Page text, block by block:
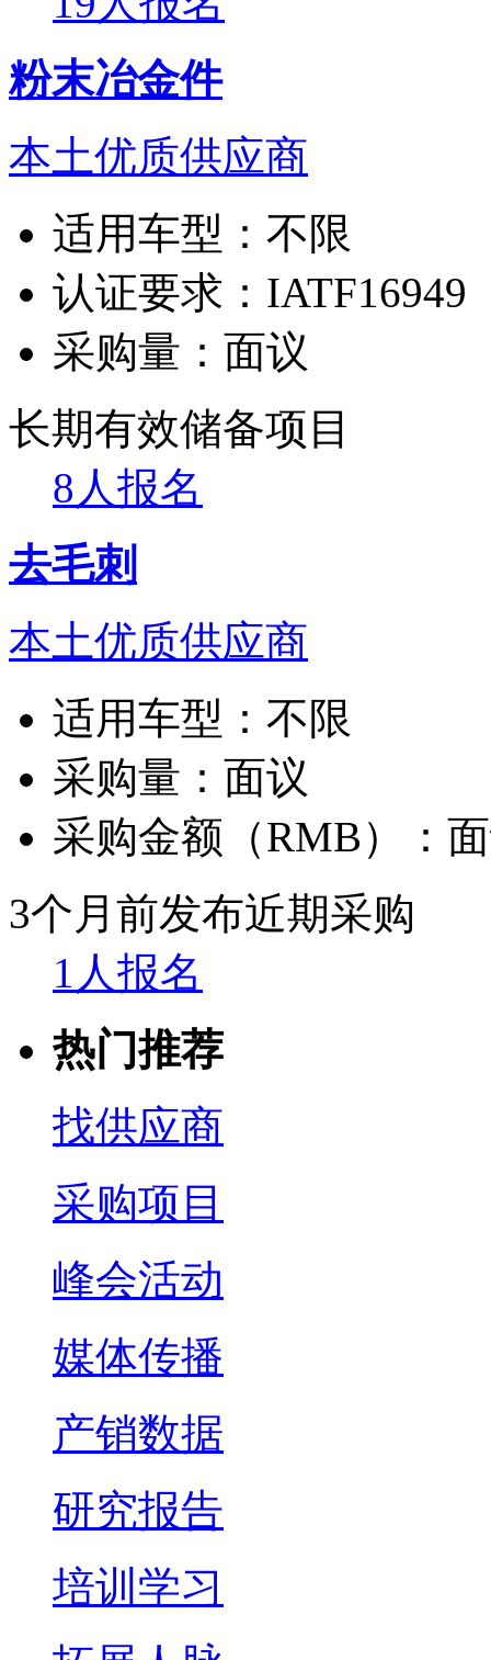
粉末冶金件
本土优质供应商
适用车型： 不限
认证要求： IATF16949
采购量： 面议
长期有效储备项目
8人报名
去毛刺
本土优质供应商
适用车型： 不限
采购量： 面议
采购金额（RMB）：
3个月前发布近期采购
1人报名
热门推荐
找供应商
采购项目
峰会活动
媒体传播
产销数据
研究报告
培训学习